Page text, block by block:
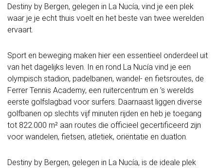
Destiny by Bergen, gelegen in La Nucía, vind je een plek
waar je je echt thuis voelt en het beste van twee werelden
ervaart.
Sport en beweging maken hier een essentieel onderdeel uit
van het dagelijks leven. In en rond La Nucía vind je een
olympisch stadion, padelbanen, wandel- en fietsroutes, de
Ferrer Tennis Academy, een ruitercentrum en ’s werelds
eerste golfslagbad voor surfers. Daarnaast liggen diverse
golfbanen op slechts vijf minuten rijden en heb je toegang
tot 822.000 m² aan routes die officieel gecertificeerd zijn
voor wandelen, fietsen, atletiek, oriëntatie en duatlon.
Destiny by Bergen, gelegen in La Nucía, is de ideale plek